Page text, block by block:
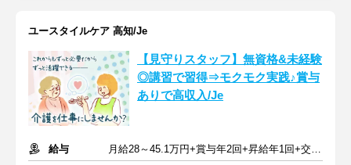
ユースタイルケア 高知/Je
【見守りスタッフ】無資格&未経験
◎講習で習得⇒モクモク実践♪賞与
ありで高収入/Je
給与
月給28～45.1万円+賞与年2回+昇給年1回+交通費全額